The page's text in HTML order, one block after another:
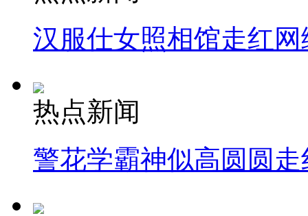
汉服仕女照相馆走红网
热点新闻
警花学霸神似高圆圆走